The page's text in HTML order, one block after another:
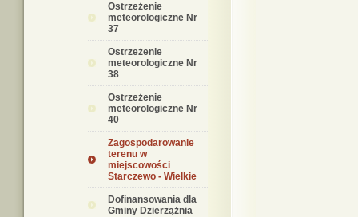
Ostrzeżenie
meteorologiczne Nr
37
Ostrzeżenie
meteorologiczne Nr
38
Ostrzeżenie
meteorologiczne Nr
40
Zagospodarowanie
terenu w
miejscowości
Starczewo - Wielkie
Dofinansowania dla
Gminy Dzierzążnia